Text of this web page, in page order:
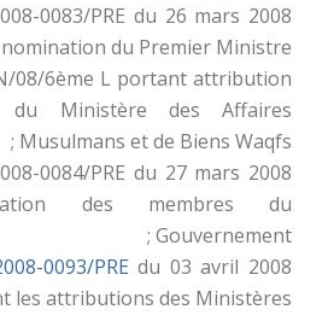
0083/PRE du 26 mars 2008
du Premier Ministre ;
08/6ème L portant attribution
du Ministère des Affaires
Musulmans et de Biens Waqfs ;
0084/PRE du 27 mars 2008
des membres du
Gouvernement ;
0093/PREdu 03 avril 2008
les attributions des Ministères.